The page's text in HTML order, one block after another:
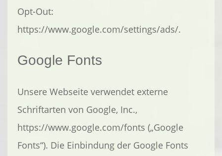
Opt-Out:
https://www.google.com/settings/ads/.
Google Fonts
Unsere Webseite verwendet externe
Schriftarten von Google, Inc.,
https://www.google.com/fonts („Google
Fonts“). Die Einbindung der Google Fonts